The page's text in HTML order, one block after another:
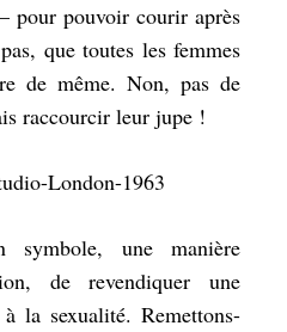
– pour pouvoir courir après
que toutes les femmes
de même. Non, pas de
raccourcir leur jupe !
une manière
de revendiquer une
la sexualité. Remettons-